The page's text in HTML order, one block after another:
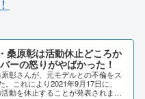
桑原彰は活動休止どころか
ーの怒りがやばかった！
彰さんが、元モデルとの不倫をス
。これにより2021年9月17日に、
動を休止することが発表されま